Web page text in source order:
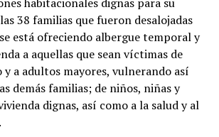
38 familias que fueron desalojadas
está ofreciendo albergue temporal y
a aquellas que sean víctimas de
a adultos mayores, vulnerando así
demás familias; de niños, niñas y
dignas, así como a la salud y al